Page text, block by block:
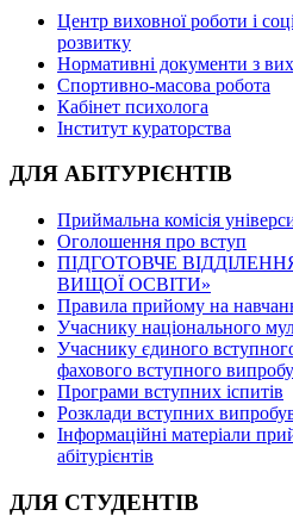
Центр виховної роботи і
розвитку
Нормативні документи з
Спортивно-масова робота
Кабінет психолога
Інститут кураторства
ДЛЯ АБІТУРІЄНТІВ
Приймальна комісія
Оголошення про вступ
ПІДГОТОВЧЕ
ВИЩОЇ ОСВІТИ»
Правила прийому на
Учаснику національного
Учаснику єдиного
фахового вступного
Програми вступних іспитів
Розклади вступних
Інформаційні матеріали
абітурієнтів
ДЛЯ СТУДЕНТІВ